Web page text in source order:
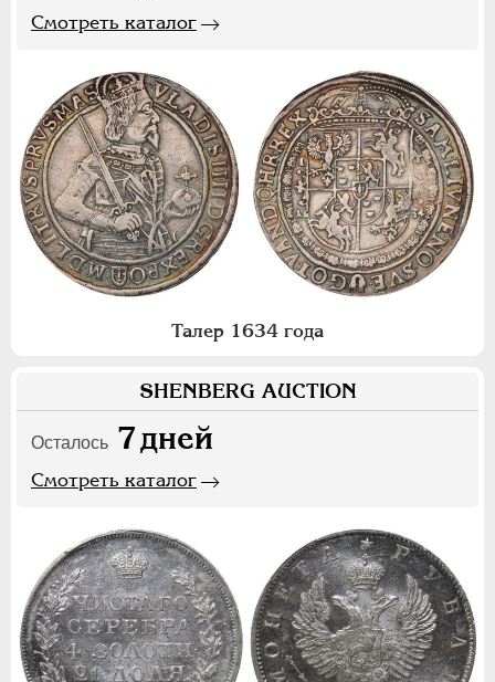
Смотреть каталог
Талер 1634 года
SHENBERG AUCTION
Осталось 7дней
Смотреть каталог